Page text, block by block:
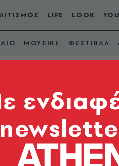
LIFE LOOK
ΜΟΥΣΙΚΗ ΦΕΣΤΙΒΑΛ